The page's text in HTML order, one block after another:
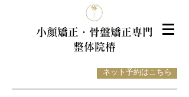
小顔矯正・骨盤矯正専門
整体院椿
ネット予約はこちら